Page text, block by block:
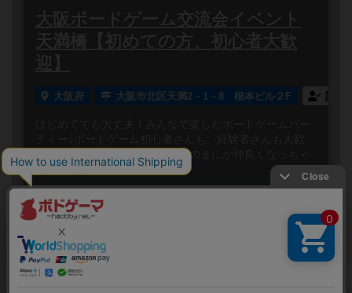
大阪ボードゲーム交流会イベント
天満橋【初めての方、初心者大歓
迎】
大阪府 大阪市北区天満2－1－8 根本ビル２F 誰で
はじめてでも大丈夫！みんなで楽しむボードゲームパー
ティー♪ボードゲーム初心者さんも、経験者さんも大歓
迎！笑って、しゃべって、いつのまにか仲良くなっちゃ
う✨みんなでワ...
閉じる
ボードゲームのプレイ履歴を記録し
自分のデータを管理しませんか？